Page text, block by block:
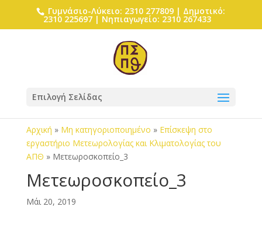
Γυμνάσιο-Λύκειο: 2310 277809 | Δημοτικό:
2310 225697 | Νηπιαγωγείο: 2310 267433
Επιλογή Σελίδας
Αρχική » Μη κατηγοριοποιημένο » Επίσκεψη στο
εργαστήριο Μετεωρολογίας και Κλιματολογίας του
ΑΠΘ » Μετεωροσκοπείο_3
Μετεωροσκοπείο_3
Μάι 20, 2019